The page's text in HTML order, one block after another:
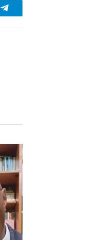
Telegram